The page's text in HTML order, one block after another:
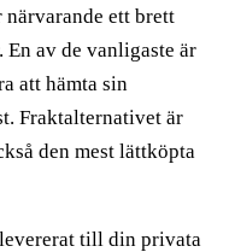
ett brett
av de vanligaste är
att hämta sin
Fraktalternativet är
den mest lättköpta
till din privata